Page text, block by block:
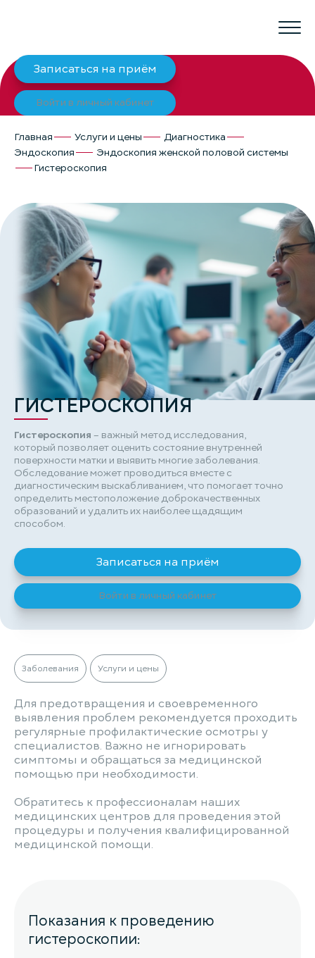
Записаться на приём
Войти в личный кабинет
Главная Услуги и цены
Диагностика
Эндоскопия
Эндоскопия женской половой системы
Гистероскопия
ГИСТЕРОСКОПИЯ
Гистероскопия – важный метод исследования,
который позволяет оценить состояние внутренней
поверхности матки и выявить многие заболевания.
Обследование может проводиться вместе с
диагностическим выскабливанием, что помогает точно
определить местоположение доброкачественных
образований и удалить их наиболее щадящим
способом.
Записаться на приём
Войти в личный кабинет
Заболевания Услуги и цены
Для предотвращения и своевременного
выявления проблем рекомендуется проходить
регулярные профилактические осмотры у
специалистов. Важно не игнорировать
симптомы и обращаться за медицинской
помощью при необходимости.
Обратитесь к профессионалам наших
медицинских центров для проведения этой
процедуры и получения квалифицированной
медицинской помощи.
Показания к проведению
гистероскопии: